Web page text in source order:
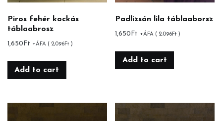
Piros fehér kockás
táblaabrosz
1,650 Ft +ÁFA ( 2,096Ft )
Add to cart
Padlizsán lila táblaaborsz
1,650 Ft +ÁFA ( 2,096Ft )
Add to cart